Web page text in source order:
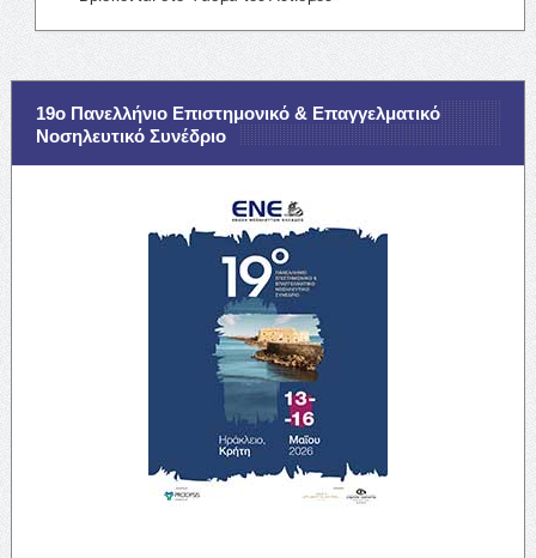
19ο Πανελλήνιο Επιστημονικό & Επαγγελματικό
Νοσηλευτικό Συνέδριο